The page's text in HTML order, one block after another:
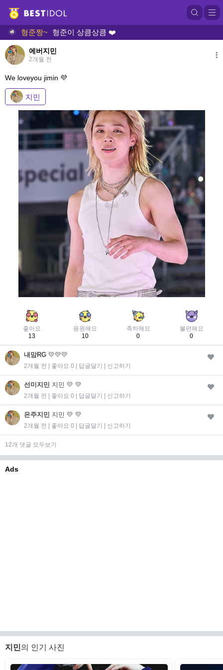
형준짱~ 형준이 상큼상큼 ❤️
에버지민
2개월 전
We loveyou jimin 💜
지민
좋아요
13
응원해요
10
축하해요
0
불편해요
0
내맘RG 💛💛💛
2개월 전 | 좋아요 0 | 답글달기 신고하기
선미지민 지민 💛 💛
2개월 전 | 좋아요 0 | 답글달기 신고하기
은주지민 지민 💛 💛
2개월 전 | 좋아요 0 | 답글달기 신고하기
12개 댓글 모두보기
Ads
지민의 인기 사진